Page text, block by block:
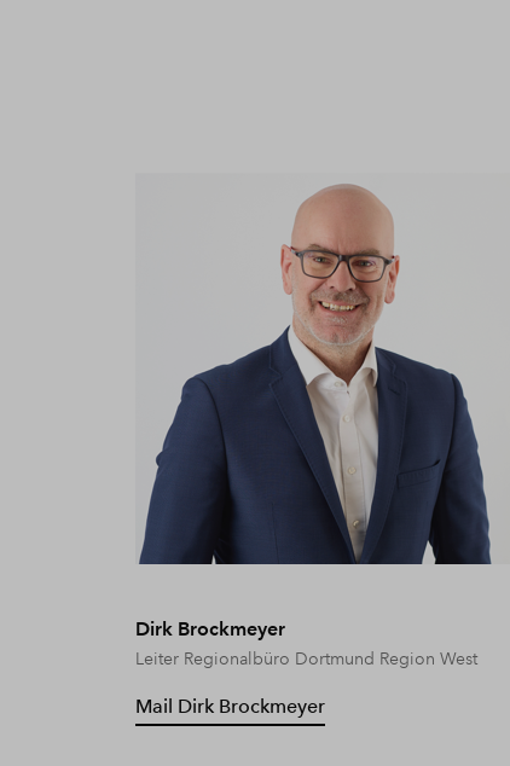
Dirk Brockmeyer
Leiter Regionalbüro Dortmund Region West
Mail Dirk Brockmeyer